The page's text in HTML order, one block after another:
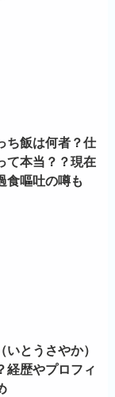
ち飯は何者？仕
て本当？？現在
食嘔吐の噂も
いとうさやか）
経歴やプロフィ